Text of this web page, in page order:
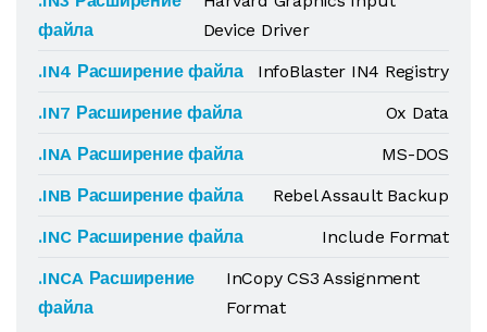
файла
Device Driver
.IN4 Расширение файла
InfoBlaster IN4 Registry
.IN7 Расширение файла
Ox Data
.INA Расширение файла
MS-DOS
.INB Расширение файла
Rebel Assault Backup
.INC Расширение файла
Include Format
.INCA Расширение
файла
InCopy CS3 Assignment
Format